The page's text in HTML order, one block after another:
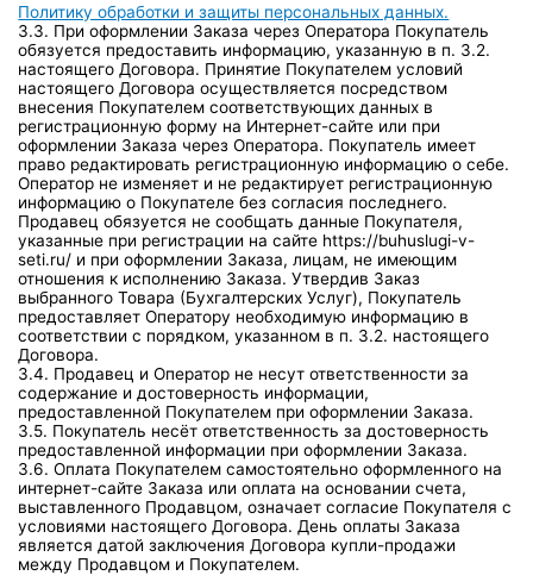
Политику обработки и защиты персональных данных.
3.3. При оформлении Заказа через Оператора Покупатель
обязуется предоставить информацию, указанную в п. 3.2.
настоящего Договора. Принятие Покупателем условий
настоящего Договора осуществляется посредством
внесения Покупателем соответствующих данных в
регистрационную форму на Интернет-сайте или при
оформлении Заказа через Оператора. Покупатель имеет
право редактировать регистрационную информацию о себе.
Оператор не изменяет и не редактирует регистрационную
информацию о Покупателе без согласия последнего.
Продавец обязуется не сообщать данные Покупателя,
указанные при регистрации на сайте https://buhuslugi-v-
seti.ru/ и при оформлении Заказа, лицам, не имеющим
отношения к исполнению Заказа. Утвердив Заказ
выбранного Товара (Бухгалтерских Услуг), Покупатель
предоставляет Оператору необходимую информацию в
соответствии с порядком, указанном в п. 3.2. настоящего
Договора.
3.4. Продавец и Оператор не несут ответственности за
содержание и достоверность информации,
предоставленной Покупателем при оформлении Заказа.
3.5. Покупатель несёт ответственность за достоверность
предоставленной информации при оформлении Заказа.
3.6. Оплата Покупателем самостоятельно оформленного на
интернет-сайте Заказа или оплата на основании счета,
выставленного Продавцом, означает согласие Покупателя с
условиями настоящего Договора. День оплаты Заказа
является датой заключения Договора купли-продажи
между Продавцом и Покупателем.